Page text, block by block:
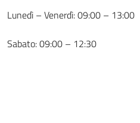
Lunedì – Venerdì: 09:00 – 13:00
Sabato: 09:00 – 12:30